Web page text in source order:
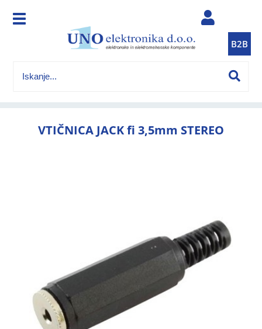
B2B
VTIČNICA JACK fi 3,5mm STEREO